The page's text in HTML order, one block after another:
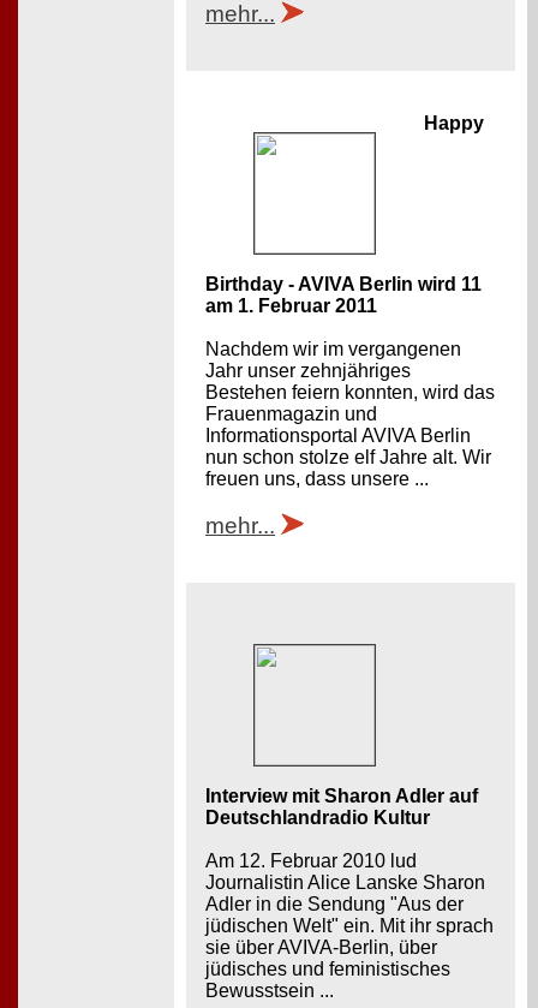
mehr...
Happy
Birthday - AVIVA Berlin wird 11
am 1. Februar 2011
Nachdem wir im vergangenen
Jahr unser zehnjähriges
Bestehen feiern konnten, wird das
Frauenmagazin und
Informationsportal AVIVA Berlin
nun schon stolze elf Jahre alt. Wir
freuen uns, dass unsere ...
mehr...
Interview mit Sharon Adler auf
Deutschlandradio Kultur
Am 12. Februar 2010 lud
Journalistin Alice Lanske Sharon
Adler in die Sendung "Aus der
jüdischen Welt" ein. Mit ihr sprach
sie über AVIVA-Berlin, über
jüdisches und feministisches
Bewusstsein ...